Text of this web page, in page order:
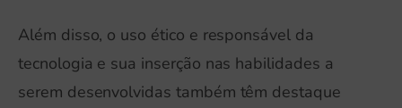
Além disso, o uso ético e responsável da
tecnologia e sua inserção nas habilidades a
serem desenvolvidas também têm destaque